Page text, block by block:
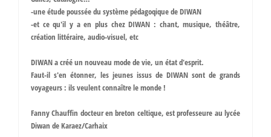
-une étude poussée du système pédagoqique de DIWAN
-et ce qu'il y a en plus chez DIWAN : chant, musique, théâtre,
création littéraire, audio-visuel, etc
DIWAN a créé un nouveau mode de vie, un état d'esprit.
Faut-il s'en étonner, les jeunes issus de DIWAN sont de grands
voyageurs : ils veulent connaître le monde !
Fanny Chauffin docteur en breton celtique, est professeure au lycée
Diwan de Karaez/Carhaix